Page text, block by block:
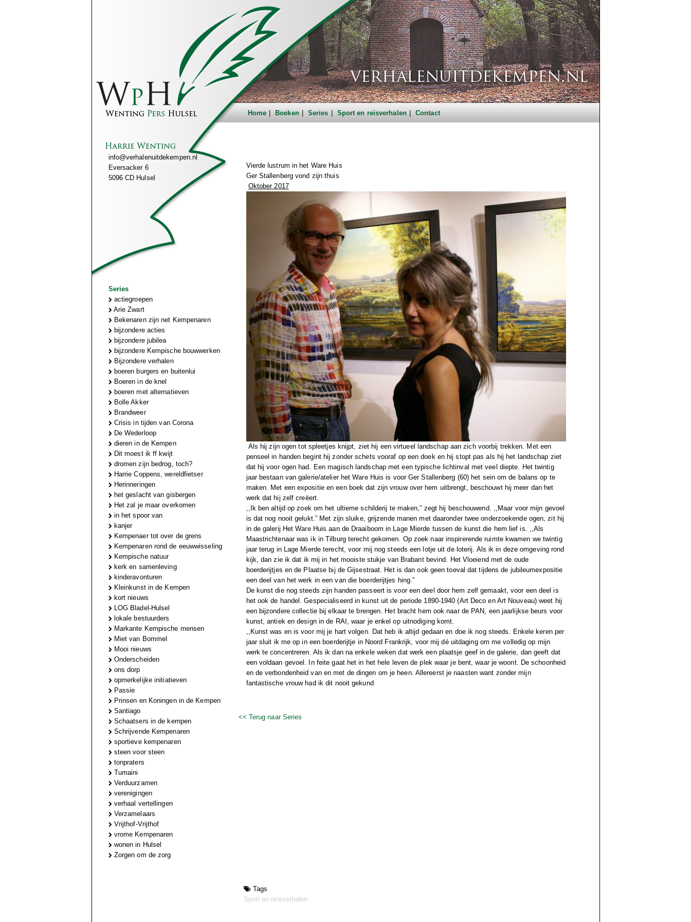
Home Boeken Series Sport en reisverhalen Contact
info@verhalenuitdekempen.nl
Eversacker 6
5096 CD Hulsel
Series
actiegroepen
Arie Zwart
Bekenaren zijn net Kempenaren
bijzondere acties
bijzondere jubilea
bijzondere Kempische bouwwerken
Bijzondere verhalen
boeren burgers en buitenlui
Boeren in de knel
boeren met alternatieven
Bolle Akker
Brandweer
Crisis in tijden van Corona
De Wederloop
dieren in de Kempen
Dit moest ik ff kwijt
dromen zijn bedrog, toch?
Harrie Coppens, wereldfietser
Herinneringen
het geslacht van gisbergen
Het zal je maar overkomen
in het spoor van
kanjer
Kempenaer tot over de grens
Kempenaren rond de eeuwwisseling
Kempische natuur
kerk en samenleving
kinderavonturen
Kleinkunst in de Kempen
kort nieuws
LOG Bladel-Hulsel
lokale bestuurders
Markante Kempische mensen
Miet van Bommel
Mooi nieuws
Onderscheiden
ons dorp
opmerkelijke initiatieven
Passie
Prinsen en Koningen in de Kempen
Santiago
Schaatsers in de kempen
Schrijvende Kempenaren
sportieve kempenaren
steen voor steen
tonpraters
Tumaini
Verduurzamen
verenigingen
verhaal vertellingen
Verzamelaars
Vrijthof-Vrijthof
vrome Kempenaren
wonen in Hulsel
Zorgen om de zorg
Vierde lustrum in het Ware Huis
Ger Stallenberg vond zijn thuis
Oktober 2017
Als hij zijn ogen tot spleetjes knijpt, ziet hij een virtueel landschap aan zich voorbij trekken. Met een
penseel in handen begint hij zonder schets vooraf op een doek en hij stopt pas als hij het landschap ziet
dat hij voor ogen had. Een magisch landschap met een typische lichtinval met veel diepte. Het twintig
jaar bestaan van galerie/atelier het Ware Huis is voor Ger Stallenberg (60) het sein om de balans op te
maken. Met een expositie en een boek dat zijn vrouw over hem uitbrengt, beschouwt hij meer dan het
werk dat hij zelf creëert.
,,Ik ben altijd op zoek om het ultieme schilderij te maken,” zegt hij beschouwend. ,,Maar voor mijn gevoel
is dat nog nooit gelukt.” Met zijn sluike, grijzende manen met daaronder twee onderzoekende ogen, zit hij
in de galerij Het Ware Huis aan de Draaiboom in Lage Mierde tussen de kunst die hem lief is. ,,Als
Maastrichtenaar was ik in Tilburg terecht gekomen. Op zoek naar inspirerende ruimte kwamen we twintig
jaar terug in Lage Mierde terecht, voor mij nog steeds een lotje uit de loterij. Als ik in deze omgeving rond
kijk, dan zie ik dat ik mij in het mooiste stukje van Brabant bevind. Het Vloeiend met de oude
boerderijtjes en de Plaatse bij de Gijsestraat. Het is dan ook geen toeval dat tijdens de jubileumexpositie
een deel van het werk in een van die boerderijtjes hing.”
De kunst die nog steeds zijn handen passeert is voor een deel door hem zelf gemaakt, voor een deel is
het ook de handel. Gespecialiseerd in kunst uit de periode 1890-1940 (Art Deco en Art Nouveau) weet hij
een bijzondere collectie bij elkaar te brengen. Het bracht hem ook naar de PAN, een jaarlijkse beurs voor
kunst, antiek en design in de RAI, waar je enkel op uitnodiging komt.
,,Kunst was en is voor mij je hart volgen. Dat heb ik altijd gedaan en doe ik nog steeds. Enkele keren per
jaar sluit ik me op in een boerderijtje in Noord Frankrijk, voor mij dé uitdaging om me volledig op mijn
werk te concentreren. Als ik dan na enkele weken dat werk een plaatsje geef in de galerie, dan geeft dat
een voldaan gevoel. In feite gaat het in het hele leven de plek waar je bent, waar je woont. De schoonheid
en de verbondenheid van en met de dingen om je heen. Allereerst je naasten want zonder mijn
fantastische vrouw had ik dit nooit gekund
<< Terug naar Series
Tags
Sport en reisverhalen